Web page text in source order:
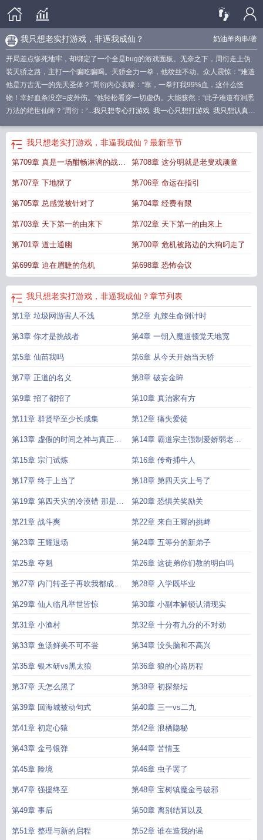
奶油羊肉串/著
我只想老实打游戏，非逼我成仙？
开局差点惨死地牢，却绑定了一个全是bug的游戏面板。无奈之下，周衍走上伪
装天骄之路，主打一个骗吃骗喝。天骄全力一拳，他纹丝不动。众人震惊：“难道
他是万古无一的先天圣体？”周衍内心哀嚎：“靠，一拳打我99%血，这什么怪
物！幸好血条没空=皮外伤。”他轻松看穿一切虚伪。大能骇然：“此子难道有洞悉
万法的绝世仙眸？”周衍：“...我只想专心打游戏 我一心只想打游戏 我只想认真的
认真打游戏 我只想打游戏而你想上我 我只想玩游戏 我只想玩
我只想老实打游戏，非逼我成仙？最新章节
第709章 真是一场酣畅淋漓的战斗
啊
第708章 这分明就是老叟戏顽童
第707章 下地狱了 第706章 命运在指引
第705章 总感觉被针对了 第704章 经费有限
第703章 天下第一的由来下 第702章 天下第一的由来上
第701章 道士通幽 第700章 危机被路边的大狗叼走了
第699章 迫在眉睫的危机 第698章 恐怖会议
我只想老实打游戏，非逼我成仙？章节列表
第1章 垃圾网游害人不浅 第2章 丸辣生命倒计时
第3章 你才是挑战者 第4章 一朝入魔道顿觉天地宽
第5章 仙苗我吗 第6章 从今天开始当天骄
第7章 正道的名义 第8章 破妄金眸
第9章 招了都招了 第10章 真治家有方
第11章 群贤毕至少长咸集 第12章 痛失爱徒
第13章 虚假的时间之神与真正的
时间之神
第14章 霸道宗主强制爱娇弱老四
哪里逃
第15章 宗门试炼 第16章 传奇捕牛人
第17章 终于上当了 第18章 第四天灾上号了
第19章 第四天灾的冷漠错 那是仙
人风采
第20章 恐惧关奖励关
第21章 战斗爽 第22章 来自王耀的挑衅
第23章 王耀退场 第24章 五等分的新弟子
第25章 夺魁 第26章 这徒弟你们教的明白吗
第27章 内门转圣子再吹我都成仙
了
第28章 入学既毕业
第29章 仙人临凡举世皆惊 第30章 小副本解锁认清现实
第31章 小渔村 第32章 十分有九分的不对劲
第33章 鱼汤鲜美不可不尝 第34章 没头脑和不高兴
第35章 银木研vs黑太狼 第36章 狼的心路历程
第37章 天怎么黑了 第38章 初探祭坛
第39章 回海城被动句式 第40章 三一vs二九
第41章 初定心猿 第42章 浪栖隐秘
第43章 金弓银弹 第44章 苦情玉
第45章 险境 第46章 虫子罢了
第47章 强援终至 第48章 宝树镇魔金弓破邪
第49章 事后 第50章 离别结算以及
第51章 整理与新的启程 第52章 谁在造我的谣